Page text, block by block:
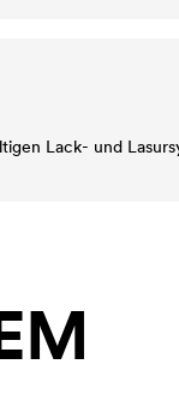
Lack- und